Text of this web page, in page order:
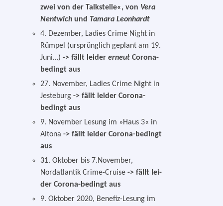
zwei von der Talkstelle«, von Vera
Nentwich und Tamara Leonhardt
4. Dezember, Ladies Crime Night in
Rümpel (ursprüng­lich geplant am 19.
Juni…) -> fällt lei­dererneut Corona-
bedingt aus
27. November, Ladies Crime Night in
Jesteburg -> fällt lei­der Corona-
bedingt aus
9. November Lesung im »Haus 3« in
Altona -> fällt lei­der Corona-bedingt
aus
31. Oktober bis 7.November,
Nordatlantik Crime-Cruise -> fällt lei­
der Corona-bedingt aus
9. Oktober 2020, Benefiz-Lesung im